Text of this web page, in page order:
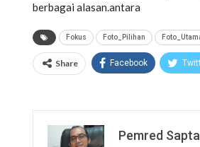
berbagai alasan.antara
Fokus Foto_Pilihan
Share Facebook
Pemred